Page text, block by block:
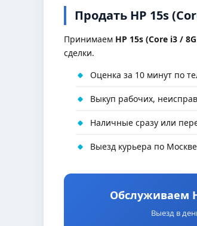
Продать HP 15s
Принимаем HP 15s (Core i3 /
сделки.
Оценка за 10 минут по
Выкуп рабочих,
Наличные сразу или
Выезд курьера по
Обслуживаем
Выезд в